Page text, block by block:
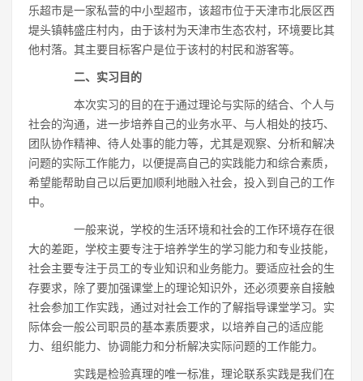
乐超市是一家私营的中小型超市，该超市位于天津市北辰区西
堤头镇韩盛庄村内，由于该村为天津市生态农村，环境要比其
他村落。其主要目标客户是位于该村的村民和游客等。
二、实习目的
本次实习的目的在于通过理论与实际的结合、个人与
社会的沟通，进一步培养自己的业务水平、与人相处的技巧、
团队协作精神、待人处事的能力等，尤其是观察、分析和解决
问题的实际工作能力，以便提高自己的实践能力和综合素质，
希望能帮助自己以后更加顺利地融入社会，投入到自己的工作
中。
一般来说，学校的生活环境和社会的工作环境存在很
大的差距，学校主要专注于培养学生的学习能力和专业技能，
社会主要专注于员工的专业知识和业务能力。要适应社会的生
存要求，除了要加强课堂上的理论知识外，还必须要亲自接触
社会参加工作实践，通过对社会工作的了解指导课堂学习。实
际体会一般公司职员的基本素质要求，以培养自己的适应能
力、组织能力、协调能力和分析解决实际问题的工作能力。
实践是检验真理的唯一标准，理论联系实践是我们在